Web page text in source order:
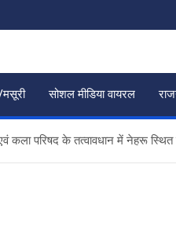
सोशल मीडिया वायरल
कला परिषद के तत्वावधान में नेहरू